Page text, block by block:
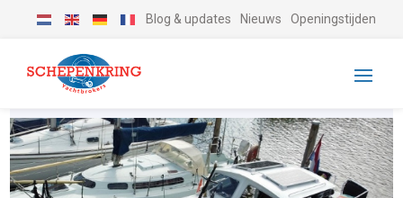
Blog & updates Nieuws Openingstijden